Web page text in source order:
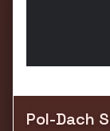
Pol-Dach